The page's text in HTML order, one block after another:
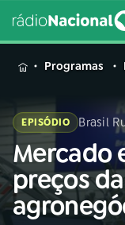
MENU
Buscar
na
Rádio
Nacional
Programas
EPISÓDIO Brasil
Mercado
preços